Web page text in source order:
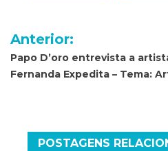
Navegação
de
Anterior:
Papo D’oro entrevista a
Fernanda Expedita – Tema:
POSTAGENS